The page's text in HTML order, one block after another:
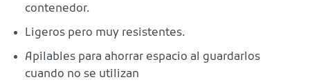
contenedor.
Ligeros pero muy resistentes.
Apilables para ahorrar espacio al guardarlos
cuando no se utilizan